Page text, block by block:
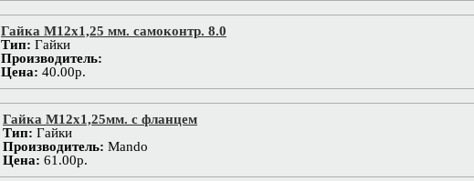
Гайка М12х1,25 мм. самоконтр. 8.0
Тип: Гайки
Производитель:
Цена: 40.00р.
Гайка М12х1,25мм. с фланцем
Тип: Гайки
Производитель: Mando
Цена: 61.00р.